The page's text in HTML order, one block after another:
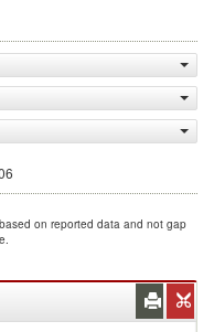
on reported data and not gap